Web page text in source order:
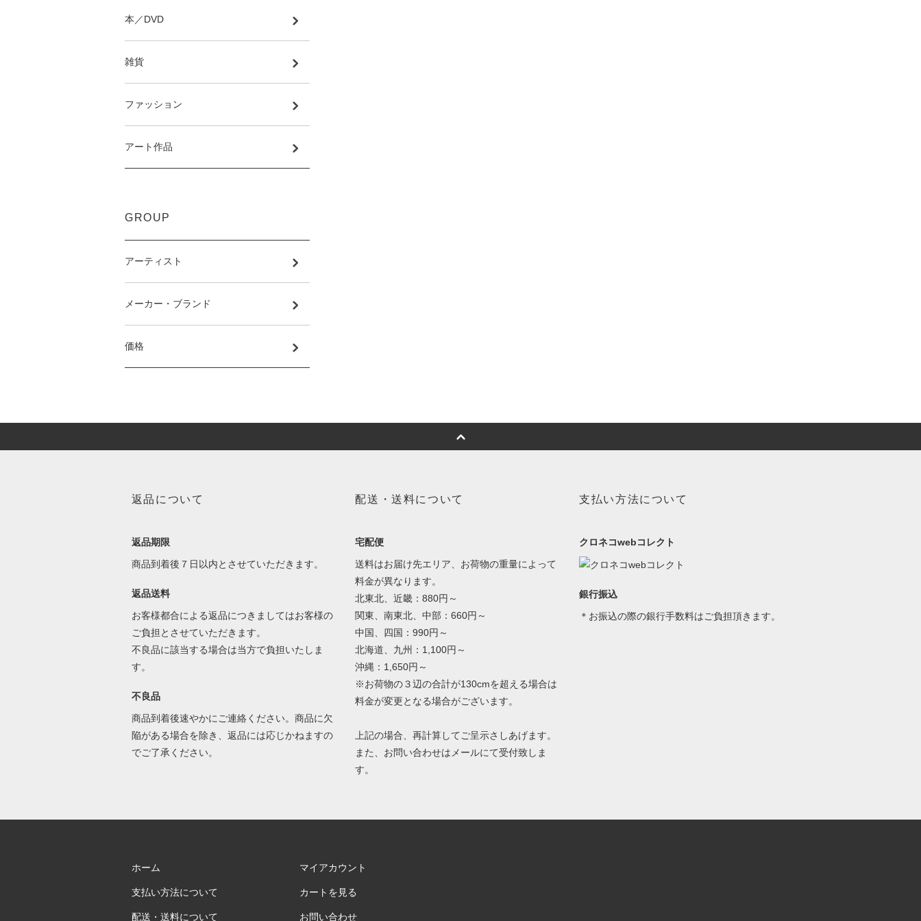
本／DVD
雑貨
ファッション
アート作品
GROUP
アーティスト
メーカー・ブランド
価格
返品について
返品期限
商品到着後７日以内とさせていただきます。
返品送料
お客様都合による返品につきましてはお客様の
ご負担とさせていただきます。
不良品に該当する場合は当方で負担いたしま
す。
不良品
商品到着後速やかにご連絡ください。商品に欠
陥がある場合を除き、返品には応じかねますの
でご了承ください。
配送・送料について
宅配便
送料はお届け先エリア、お荷物の重量によって
料金が異なります。
北東北、近畿：880円～
関東、南東北、中部：660円～
中国、四国：990円～
北海道、九州：1,100円～
沖縄：1,650円～
※お荷物の３辺の合計が130cmを超える場合は
料金が変更となる場合がございます。
上記の場合、再計算してご呈示さしあげます。
また、お問い合わせはメールにて受付致しま
す。
支払い方法について
クロネコwebコレクト
銀行振込
＊お振込の際の銀行手数料はご負担頂きます。
ホーム
支払い方法について
配送・送料について
マイアカウント
カートを見る
お問い合わせ